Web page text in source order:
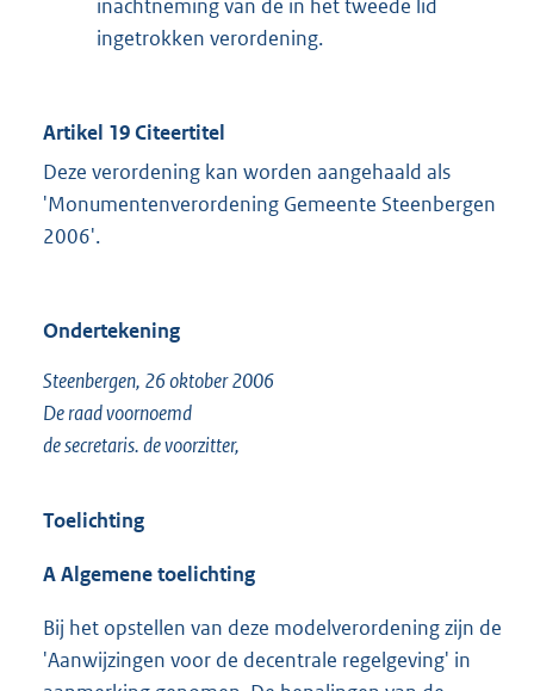
inachtneming van de in het tweede lid
ingetrokken verordening.
Artikel 19 Citeertitel
Deze verordening kan worden aangehaald als
'Monumentenverordening Gemeente Steenbergen
2006'.
Ondertekening
Steenbergen, 26 oktober 2006
De raad voornoemd
de secretaris. de voorzitter,
Toelichting
A Algemene toelichting
Bij het opstellen van deze modelverordening zijn de
'Aanwijzingen voor de decentrale regelgeving' in